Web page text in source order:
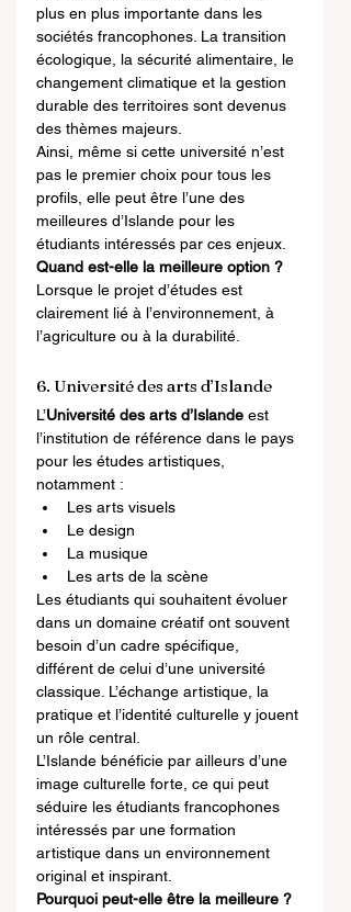
plus en plus importante dans les
sociétés francophones. La transition
écologique, la sécurité alimentaire, le
changement climatique et la gestion
durable des territoires sont devenus
des thèmes majeurs.
Ainsi, même si cette université n’est
pas le premier choix pour tous les
profils, elle peut être l’une des
meilleures d’Islande pour les
étudiants intéressés par ces enjeux.
Quand est-elle la meilleure option ?
Lorsque le projet d’études est
clairement lié à l’environnement, à
l’agriculture ou à la durabilité.
6. Université des arts d’Islande
L’Université des arts d’Islande est
l’institution de référence dans le pays
pour les études artistiques,
notamment :
Les arts visuels
Le design
La musique
Les arts de la scène
Les étudiants qui souhaitent évoluer
dans un domaine créatif ont souvent
besoin d’un cadre spécifique,
différent de celui d’une université
classique. L’échange artistique, la
pratique et l’identité culturelle y jouent
un rôle central.
L’Islande bénéficie par ailleurs d’une
image culturelle forte, ce qui peut
séduire les étudiants francophones
intéressés par une formation
artistique dans un environnement
original et inspirant.
Pourquoi peut-elle être la meilleure ?